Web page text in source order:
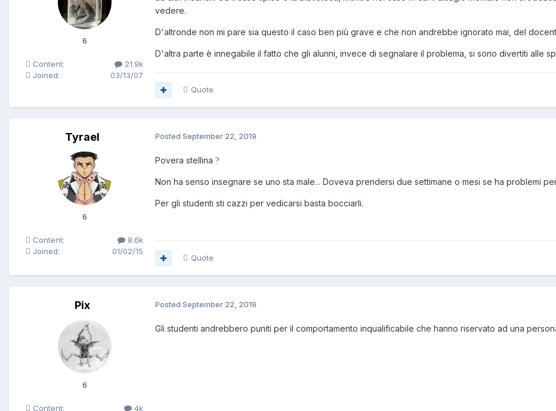
6
Content:
21.9k
Joined:
03/13/07
vedere.
D'altronde non mi pare sia questo il caso ben più grave e che non andrebbe ignorato mai, del
D'altra parte è innegabile il fatto che gli alunni, invece di segnalare il problema, si sono divertiti alle
Quote
Tyrael
6
Content:
8.6k
Joined:
01/02/15
Posted September 22, 2019
Povera stellina ?
Non ha senso insegnare se uno sta male... Doveva prendersi due settimane o mesi se ha problemi
Per gli studenti sti cazzi per vedicarsi basta bocciarli.
Quote
Pix
6
Content: 4k
Posted September 22, 2019
Gli studenti andrebbero puniti per il comportamento inqualificabile che hanno riservato ad una